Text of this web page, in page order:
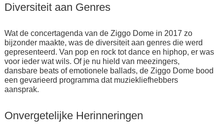
Diversiteit aan Genres
Wat de concertagenda van de Ziggo Dome in 2017 zo
bijzonder maakte, was de diversiteit aan genres die werd
gepresenteerd. Van pop en rock tot dance en hiphop, er was
voor ieder wat wils. Of je nu hield van meezingers,
dansbare beats of emotionele ballads, de Ziggo Dome bood
een gevarieerd programma dat muziekliefhebbers
aansprak.
Onvergetelijke Herinneringen